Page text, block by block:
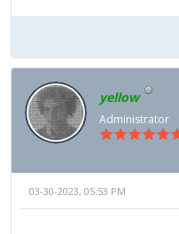
yellow
Administrator
03-30-2023, 05:53 PM